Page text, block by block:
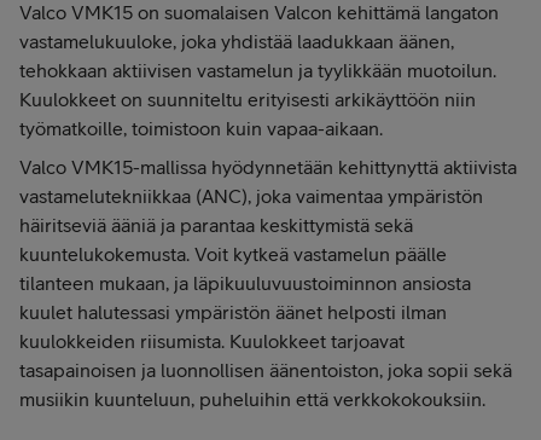
Valco VMK15 on suomalaisen Valcon kehittämä langaton
vastamelukuuloke, joka yhdistää laadukkaan äänen,
tehokkaan aktiivisen vastamelun ja tyylikkään muotoilun.
Kuulokkeet on suunniteltu erityisesti arkikäyttöön niin
työmatkoille, toimistoon kuin vapaa-aikaan.
Valco VMK15-mallissa hyödynnetään kehittynyttä aktiivista
vastamelutekniikkaa (ANC), joka vaimentaa ympäristön
häiritseviä ääniä ja parantaa keskittymistä sekä
kuuntelukokemusta. Voit kytkeä vastamelun päälle
tilanteen mukaan, ja läpikuuluvuustoiminnon ansiosta
kuulet halutessasi ympäristön äänet helposti ilman
kuulokkeiden riisumista. Kuulokkeet tarjoavat
tasapainoisen ja luonnollisen äänentoiston, joka sopii sekä
musiikin kuunteluun, puheluihin että verkkokokouksiin.